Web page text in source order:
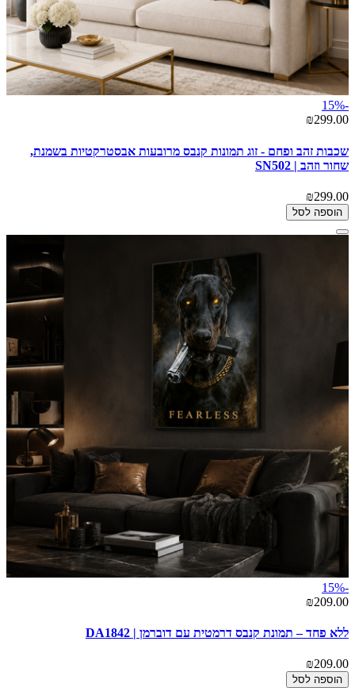
-15%
₪299.00
שכבות זהב ופחם - זוג תמונות קנבס מרובעות אבסטרקטיות בשמנת,
שחור וזהב | SN502
₪299.00
הוספה לסל
-15%
₪209.00
ללא פחד – תמונת קנבס דרמטית עם דוברמן | DA1842
₪209.00
הוספה לסל